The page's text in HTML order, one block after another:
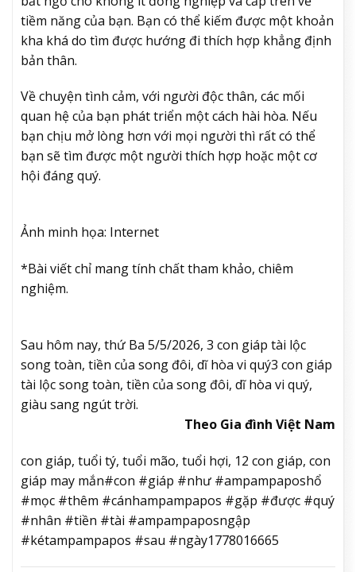
tiềm năng của bạn. Bạn có thể kiếm được một khoản
kha khá do tìm được hướng đi thích hợp khẳng định
bản thân.
Về chuyện tình cảm, với người độc thân, các mối
quan hệ của bạn phát triển một cách hài hòa. Nếu
bạn chịu mở lòng hơn với mọi người thì rất có thể
bạn sẽ tìm được một người thích hợp hoặc một cơ
hội đáng quý.
Ảnh minh họa: Internet
*Bài viết chỉ mang tính chất tham khảo, chiêm
nghiệm.
Sau hôm nay, thứ Ba 5/5/2026, 3 con giáp tài lộc
song toàn, tiền của song đôi, dĩ hòa vi quý3 con giáp
tài lộc song toàn, tiền của song đôi, dĩ hòa vi quý,
giàu sang ngút trời.
Theo Gia đình Việt Nam
con giáp, tuổi tý, tuổi mão, tuổi hợi, 12 con giáp, con
giáp may mắn#con #giáp #như #ampampaposhổ
#mọc #thêm #cánhampampapos #gặp #được #quý
#nhân #tiền #tài #ampampaposngập
#kétampampapos #sau #ngày1778016665